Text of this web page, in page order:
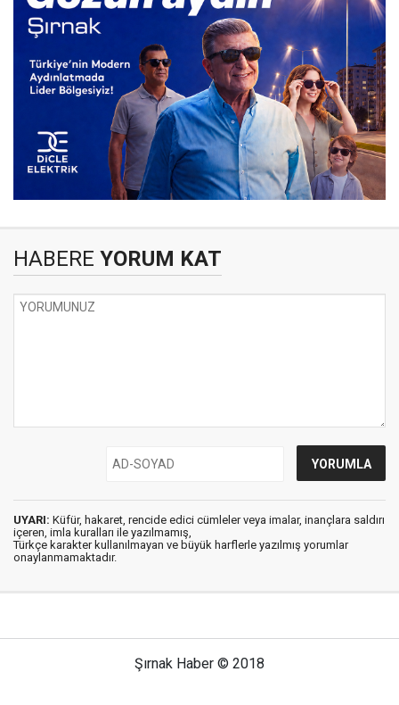
HABERE YORUM KAT
UYARI: Küfür, hakaret, rencide edici cümleler veya imalar, inançlara saldırı
içeren, imla kuralları ile yazılmamış,
Türkçe karakter kullanılmayan ve büyük harflerle yazılmış yorumlar
onaylanmamaktadır.
Şırnak Haber © 2018